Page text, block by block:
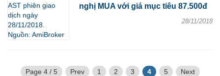
nghị MUA với giá mục tiêu 87.500đ
28/11/2018
Page 4 / 5 Prev 1 2 3 4 5 Next